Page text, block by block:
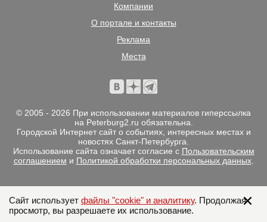
Компании
О портале и контакты
Реклама
Места
© 2005 - 2026 При использовании материалов гиперссылка
на Peterburg2.ru обязательна.
Городской Интернет сайт о событиях, интересных местах и
новостях Санкт-Петербурга.
Использование сайта означает согласие с Пользовательским
соглашением и Политикой обработки персональных данных.
Сайт использует файлы "cookie" и аналитику. Продолжая
просмотр, вы разрешаете их использование.